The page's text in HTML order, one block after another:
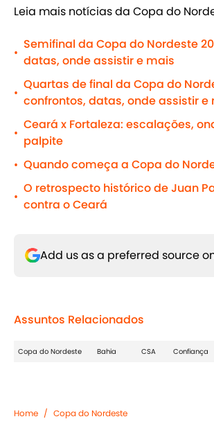
Leia mais notícias da Copa do
•
Semifinal da Copa do Nordeste
datas, onde assistir e mais
•
Quartas de final da Copa do
confrontos, datas, onde assistir e
•
Ceará x Fortaleza: escalações,
palpite
• Quando começa a Copa do
•
O retrospecto histórico de Juan
contra o Ceará
Add us as a preferred source
Assuntos Relacionados
Copa do Nordeste Bahia CSA Confiança
Home / Copa do Nordeste